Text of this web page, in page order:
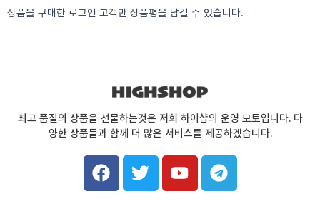
상품을 구매한 로그인 고객만 상품평을 남길 수 있습니다.
최고 품질의 상품을 선물하는것은 저희 하이샵의 운영 모토입니다. 다
양한 상품들과 함께 더 많은 서비스를 제공하겠습니다.
F
a
c
T
w
i
Y
o
u
T
e
l